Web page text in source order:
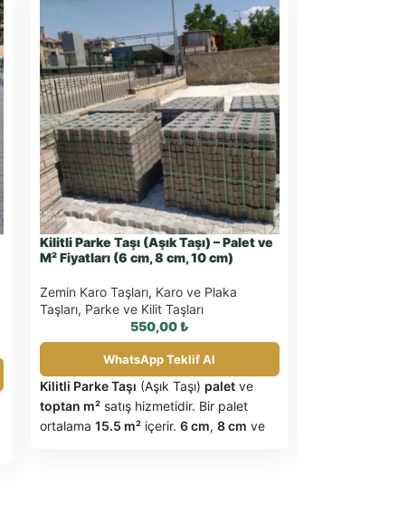
Kilitli Parke Taşı (Aşık Taşı) – Palet ve
M² Fiyatları (6 cm, 8 cm, 10 cm)
Zemin Karo Taşları, Karo ve Plaka
Taşları, Parke ve Kilit Taşları
550,00₺
WhatsApp Teklif Al
Kilitli Parke Taşı (Aşık Taşı) paletve
toptan m²satış hizmetidir. Bir palet
ortalama 15.5 m²içerir. 6 cm, 8 cm ve